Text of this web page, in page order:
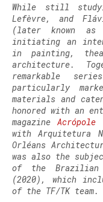
While still
Lefèvre, and
(later known as
initiating an
in painting,
architecture.
remarkable
particularly
materials and
honored with an
magazineAcrópole
with Arquitetura
Orléans
was also the
of the
(2020), which
of the TF/TK team.